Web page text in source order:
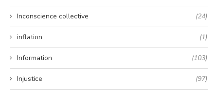
Inconscience collective (24)
inflation (1)
Information (103)
Injustice (97)